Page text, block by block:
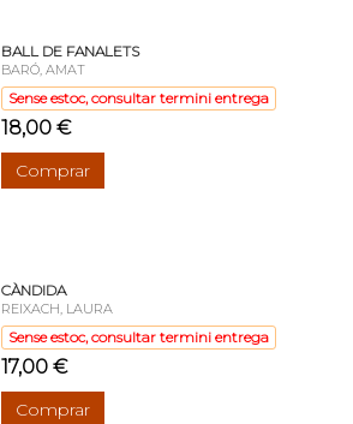
BALL DE FANALETS
BARÓ, AMAT
Sense estoc, consultar termini entrega
18,00 €
Comprar
CÀNDIDA
REIXACH, LAURA
Sense estoc, consultar termini entrega
17,00 €
Comprar